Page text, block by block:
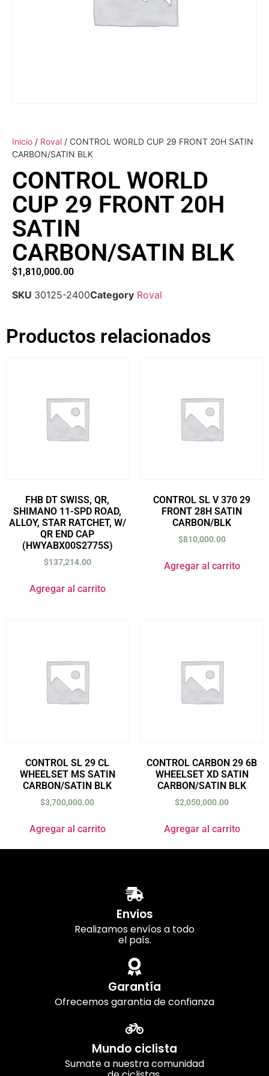
Inicio / Roval / CONTROL WORLD CUP 29 FRONT 20H SATIN
CARBON/SATIN BLK
CONTROL WORLD
CUP 29 FRONT 20H
SATIN
CARBON/SATIN BLK
$1,810,000.00
SKU 30125-2400Category Roval
Productos relacionados
FHB DT SWISS, QR,
SHIMANO 11-SPD ROAD,
ALLOY, STAR RATCHET, W/
QR END CAP
(HWYABX00S2775S)
$137,214.00
Agregar al carrito
CONTROL SL V 370 29
FRONT 28H SATIN
CARBON/BLK
$810,000.00
Agregar al carrito
CONTROL SL 29 CL
WHEELSET MS SATIN
CARBON/SATIN BLK
$3,700,000.00
Agregar al carrito
CONTROL CARBON 29 6B
WHEELSET XD SATIN
CARBON/SATIN BLK
$2,050,000.00
Agregar al carrito
Envios
Realizamos envíos a todo
el país.
Garantía
Ofrecemos garantia de confianza
Mundo ciclista
Sumate a nuestra comunidad